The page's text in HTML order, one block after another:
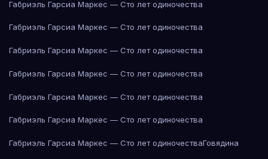
Габриэль Гарсиа Маркес — Сто лет одиночества
Габриэль Гарсиа Маркес — Сто лет одиночества
Габриэль Гарсиа Маркес — Сто лет одиночества
Габриэль Гарсиа Маркес — Сто лет одиночества
Габриэль Гарсиа Маркес — Сто лет одиночества
Габриэль Гарсиа Маркес — Сто лет одиночества
Габриэль Гарсиа Маркес — Сто лет одиночестваГовядина